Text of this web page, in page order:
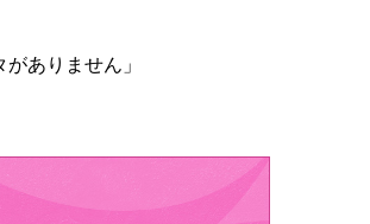
がありません」